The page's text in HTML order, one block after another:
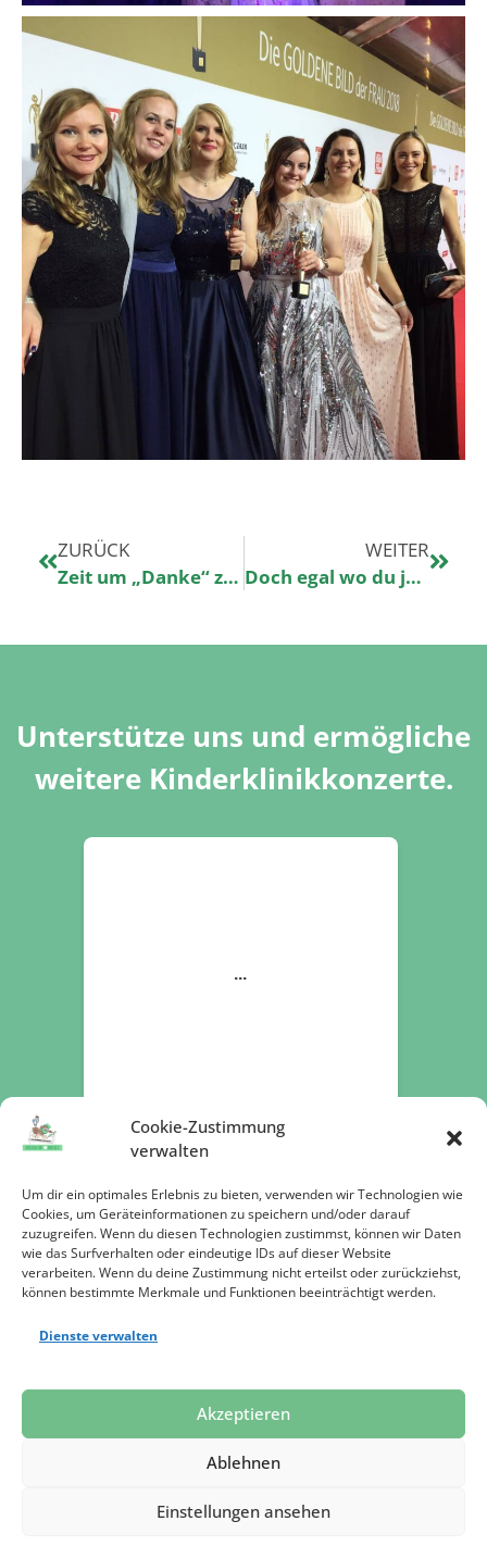
Cookie-Zustimmung
verwalten
Um dir ein optimales Erlebnis zu bieten, verwenden wir Technologien wie
Cookies, um Geräteinformationen zu speichern und/oder darauf
zuzugreifen. Wenn du diesen Technologien zustimmst, können wir Daten
wie das Surfverhalten oder eindeutige IDs auf dieser Website
verarbeiten. Wenn du deine Zustimmung nicht erteilst oder zurückziehst,
können bestimmte Merkmale und Funktionen beeinträchtigt werden.
Dienste verwalten
Akzeptieren
Ablehnen
Einstellungen ansehen
ZURÜCK
Zeit um „Danke“ zu sagen
WEITER
Doch egal wo du jetzt auch bist… Du wirst vermisst!
Unterstütze uns und ermögliche
weitere Kinderklinikkonzerte.
Jetzt spenden
DatenschutzImpressumPresse